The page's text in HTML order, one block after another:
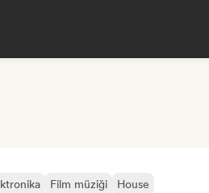
Film müziği
House